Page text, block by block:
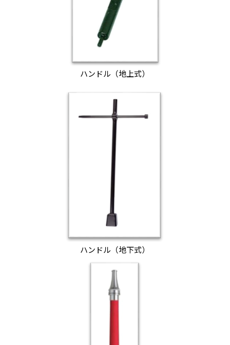
ハンドル（地上式）
ハンドル（地下式）